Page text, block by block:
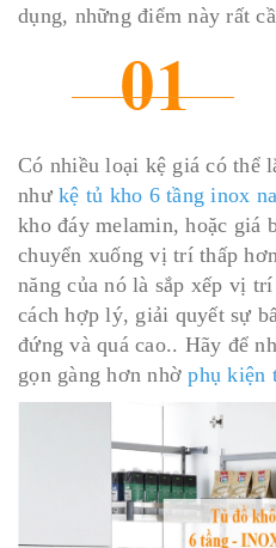
dụng, những điểm này rất
Có nhiều loại kệ giá có thể
như kệ tủ kho 6 tầng inox
kho đáy melamin, hoặc giá
chuyển xuống vị trí thấp
năng của nó là sắp xếp vị
cách hợp lý, giải quyết sự
đứng và quá cao.. Hãy để
gọn gàng hơn nhờphụ kiện